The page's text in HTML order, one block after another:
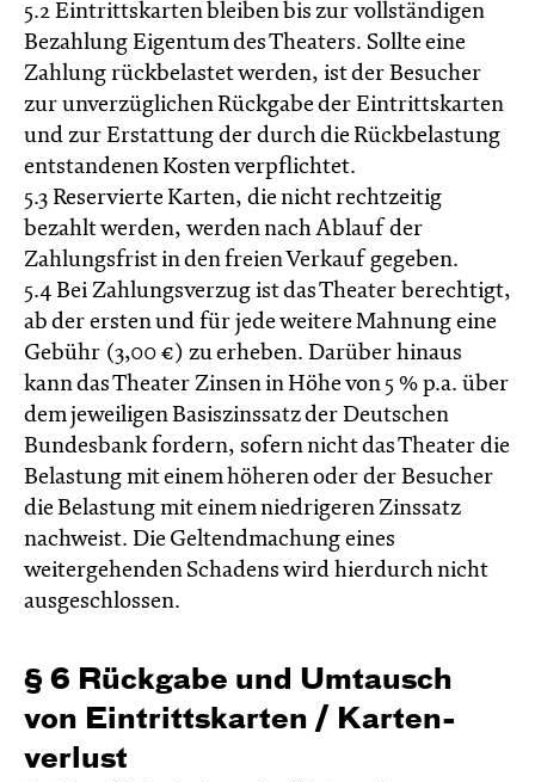
5.2 Eintrittskarten bleiben bis zur vollständigen
Bezahlung Eigentum des Theaters. Sollte eine
Zahlung rückbelastet werden, ist der Besucher
zur unverzüglichen Rückgabe der Eintrittskarten
und zur Erstattung der durch die Rückbelastung
entstandenen Kosten verpflichtet.
5.3 Reservierte Karten, die nicht rechtzeitig
bezahlt werden, werden nach Ablauf der
Zahlungsfrist in den freien Verkauf gegeben.
5.4 Bei Zahlungsverzug ist das Theater berechtigt,
ab der ersten und für jede weitere Mahnung eine
Gebühr (3,00 €) zu erheben. Darüber hinaus
kann das Theater Zinsen in Höhe von 5 % p.a. über
dem jeweiligen Basiszinssatz der Deutschen
Bundesbank fordern, sofern nicht das Theater die
Belastung mit einem höheren oder der Besucher
die Belastung mit einem niedrigeren Zinssatz
nachweist. Die Geltendmachung eines
weitergehenden Schadens wird hierdurch nicht
ausgeschlossen.
§ 6 Rück­gabe und Um­tausch
von Eintritts­karten / Karten­
verlust